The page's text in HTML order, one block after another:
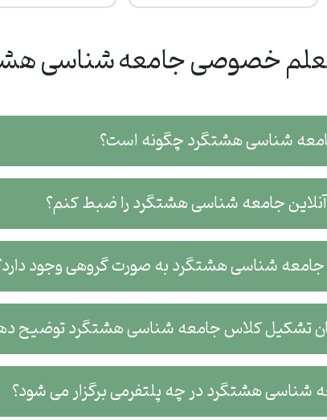
خصوصی جامعه شناسی
شناسی هشتگرد چگونه است؟
آنلاین جامعه شناسی هشتگرد را ضبط کنم؟
جامعه شناسی هشتگرد به صورت گروهی وجود
تشکیل کلاس جامعه شناسی هشتگرد توضیح
شناسی هشتگرد در چه پلتفرمی برگزار می شود؟